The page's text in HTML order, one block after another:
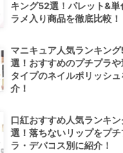
キング52選！パレット&単
ラメ入り商品を徹底比較！
マニキュア人気ランキン
選！おすすめのプチプラや
タイプのネイルポリッシュ
介！
口紅おすすめ人気ランキ
選！落ちないリップをプチ
ラ・デパコス別に紹介！